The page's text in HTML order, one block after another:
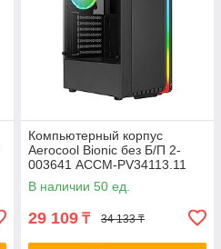
Компьютерный корпус
Aerocool Bionic без Б/П 2-
003641 ACCM-PV34113.11
В наличии 50 ед.
29 109 ₸ 34 133 ₸